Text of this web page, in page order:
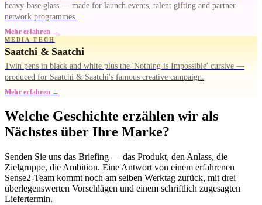
heavy-base glass — made for launch events, talent gifting and partner-
network programmes.
Mehr erfahren →
MEDIA TECH
Saatchi & Saatchi
Twin pens in black and white plus the 'Nothing is Impossible' cursive —
produced for Saatchi & Saatchi's famous creative campaign.
Mehr erfahren →
Welche Geschichte erzählen wir als
Nächstes über Ihre Marke?
Senden Sie uns das Briefing — das Produkt, den Anlass, die
Zielgruppe, die Ambition. Eine Antwort von einem erfahrenen
Sense2-Team kommt noch am selben Werktag zurück, mit drei
überlegenswerten Vorschlägen und einem schriftlich zugesagten
Liefertermin.